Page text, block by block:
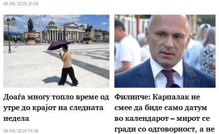
08/08/2026 20:08
Доаѓа многу топло време од
утре до крајот на следната
недела
08/08/2026 19:08
Филипче: Карпалак не
смее да биде само датум
во календарот – мирот се
гради со одговорност, а не